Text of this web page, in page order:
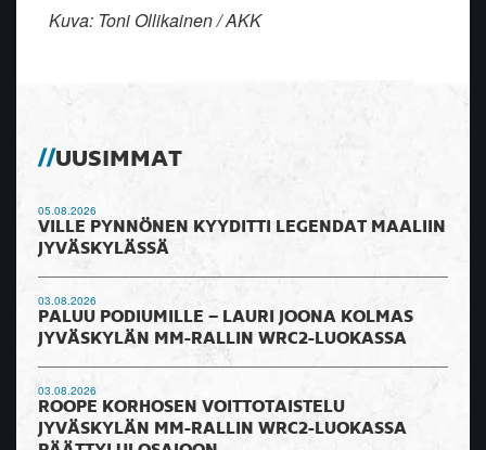
Kuva: Toni Ollikainen / AKK
UUSIMMAT
05.08.2026
VILLE PYNNÖNEN KYYDITTI LEGENDAT MAALIIN
JYVÄSKYLÄSSÄ
03.08.2026
PALUU PODIUMILLE – LAURI JOONA KOLMAS
JYVÄSKYLÄN MM-RALLIN WRC2-LUOKASSA
03.08.2026
ROOPE KORHOSEN VOITTOTAISTELU
JYVÄSKYLÄN MM-RALLIN WRC2-LUOKASSA